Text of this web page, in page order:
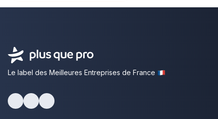
Le label des Meilleures Entreprises de France